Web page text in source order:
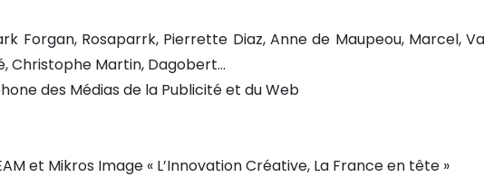
Forgan, Rosaparrk, Pierrette Diaz, Anne de Maupeou, Marcel,
Christophe Martin, Dagobert…
des Médias de la Publicité et du Web
et Mikros Image « L’Innovation Créative, La France en tête »